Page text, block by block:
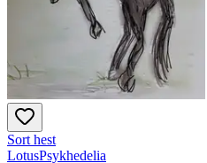
Sort hest
LotusPsykhedelia